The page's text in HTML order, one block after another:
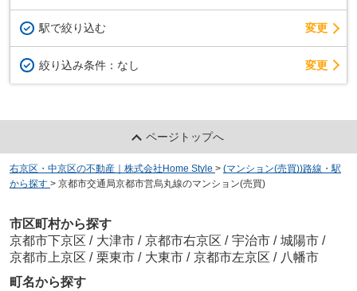
駅で絞り込む 変更
絞り込み条件： なし 変更
ページトップへ
右京区・中京区の不動産｜株式会社Home Style > (マンション(売買))路線・駅
から探す > 京都市交通局京都市営烏丸線のマンション(売買)
市区町村から探す
京都市下京区 / 大津市 / 京都市右京区 / 宇治市 / 城陽市 /
京都市上京区 / 栗東市 / 大東市 / 京都市左京区 / 八幡市
町名から探す